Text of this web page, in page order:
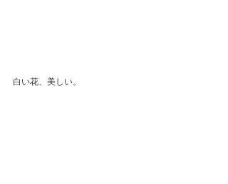
白い花、美しい。